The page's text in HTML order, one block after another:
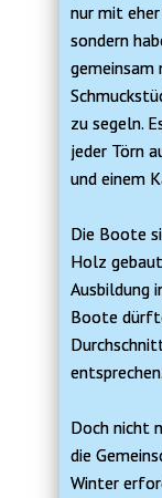
nur mit
sondern
gemeinsam
zu segeln.
jeder Törn
und einem
Die Boote
Holz
Ausbildung
Boote
entsprechen.
Doch nicht
die
Winter